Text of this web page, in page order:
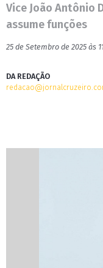
Vice João Antônio
assume funções
25 de Setembro de 2025 às
DA REDAÇÃO